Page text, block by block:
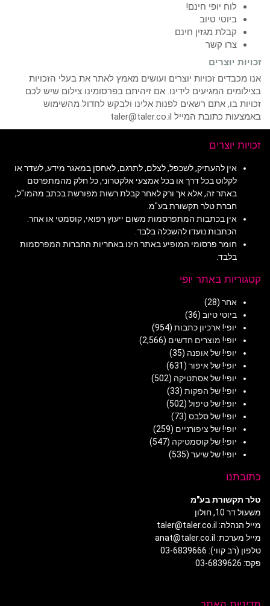
לוח יופי חינם!
ביוטי טיוב
קבלת מגזין חינם
צרו קשר
זכויות יוצרים
אנו מכבדים זכויות יוצרים ועושים מאמץ לאתר את בעלי הזכויות
בצילומים המגיעים לידינו. אם זיהיתם בפרסומינו צילום שיש לכם
זכויות בו, אתם רשאים לפנות אלינו ולבקש לחדול מהשימוש
באמצעות כתובת המייל taler@taler.co.il
זכויות יוצרים
אין להעתיק, לשכפל, לצלם, לתרגם, לאחסן במאגר מידע, לשדר או
לקלוט בכל דרך או בכל אמצעי אלקטרוני, כל חלק מהמתפרסם
באתר זה, אלא אך ורק לאחר קבלת רשות מפורשת בכתב מהמו"ל,
חברת טלר תקשורת בע"מ.
אין בכתבות המתפרסמות משום ייעוץ רפואי, קוסמטי או אחר.
הכתבות נועדו להשכלה בלבד.
חומר פרסומי המופיע באתר הינו באחריות החברות המפרסמות
בלבד.
קטגוריות באתר יופי
אחר (28)
ביוטי טיוב (36)
יופי! ארכיון כתבות (954)
יופי! מוצרים חדשים (2,566)
יופי! של אופנה (35)
יופי! של איפור (631)
יופי! של אסתטיקה (502)
יופי! של הפקות (33)
יופי! של טיפול (502)
יופי! של סלבס (73)
יופי! של ציפורניים (259)
יופי! של קוסמטיקה (547)
יופי! של שיער (535)
כתובתנו
טלר תקשורת בע"מ
משעול דר 10, חולון
מייל הנהלה: taler@taler.co.il
מייל מערכת: anat@taler.co.il
טלפון (רב קווי): 03-6839666
פקס: 03-6839626